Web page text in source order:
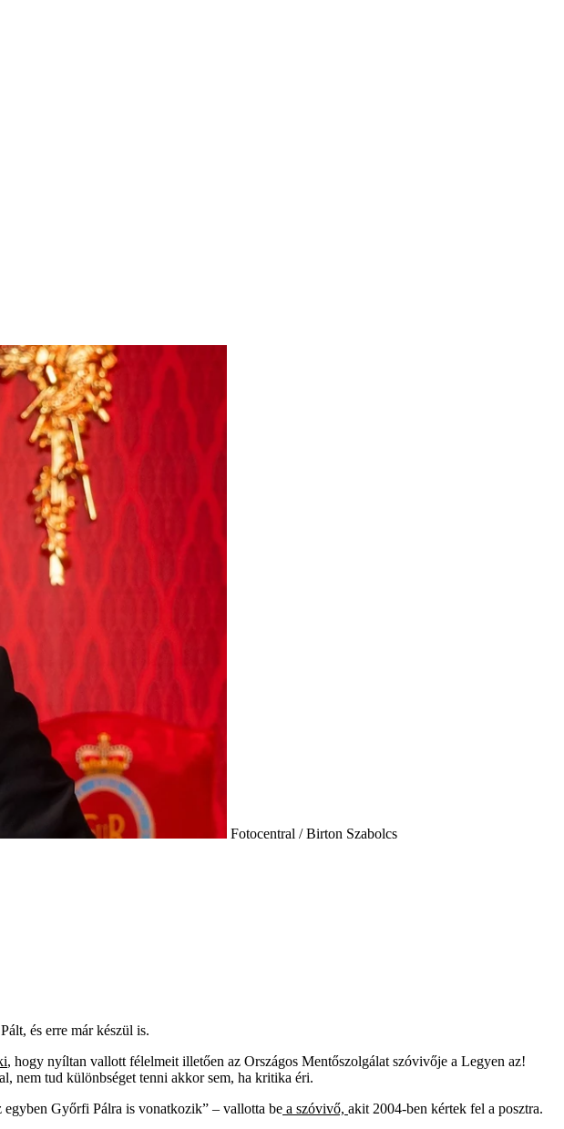
Fotocentral / Birton Szabolcs
és erre már készül is.
, hogy nyíltan vallott félelmeit illetően az Országos Mentőszolgálat szóvivője a Legyen az!
nem tud különbséget tenni akkor sem, ha kritika éri.
Győrfi Pálra is vonatkozik” – vallotta be a szóvivő, akit 2004-ben kértek fel a posztra.